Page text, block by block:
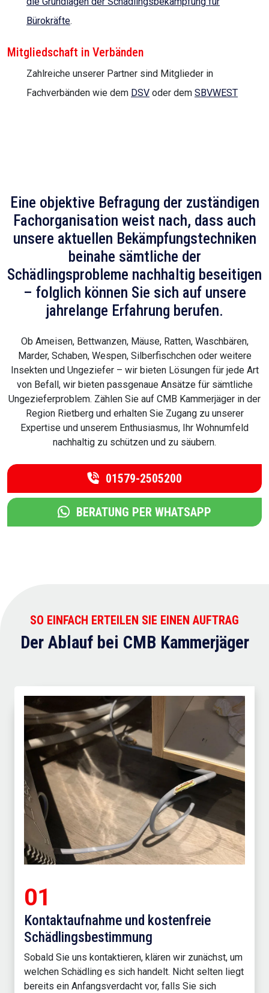
Bürokräfte.
Mitgliedschaft in Verbänden
Zahlreiche unserer Partner sind Mitglieder in
Fachverbänden wie dem DSV oder dem SBVWEST
Eine objektive Befragung der zuständigen
Fachorganisation weist nach, dass auch
unsere aktuellen Bekämpfungstechniken
beinahe sämtliche der
Schädlingsprobleme nachhaltig beseitigen
– folglich können Sie sich auf unsere
jahrelange Erfahrung berufen.
Ob Ameisen, Bettwanzen, Mäuse, Ratten, Waschbären,
Marder, Schaben, Wespen, Silberfischchen oder weitere
Insekten und Ungeziefer – wir bieten Lösungen für jede Art
von Befall, wir bieten passgenaue Ansätze für sämtliche
Ungezieferproblem. Zählen Sie auf CMB Kammerjäger in der
Region Rietberg und erhalten Sie Zugang zu unserer
Expertise und unserem Enthusiasmus, Ihr Wohnumfeld
nachhaltig zu schützen und zu säubern.
01579-2505200
BERATUNG PER WHATSAPP
SO EINFACH ERTEILEN SIE EINEN AUFTRAG
Der Ablauf bei CMB Kammerjäger
01
Kontaktaufnahme und kostenfreie
Schädlingsbestimmung
Sobald Sie uns kontaktieren, klären wir zunächst, um
welchen Schädling es sich handelt. Nicht selten liegt
bereits ein Anfangsverdacht vor, falls Sie sich